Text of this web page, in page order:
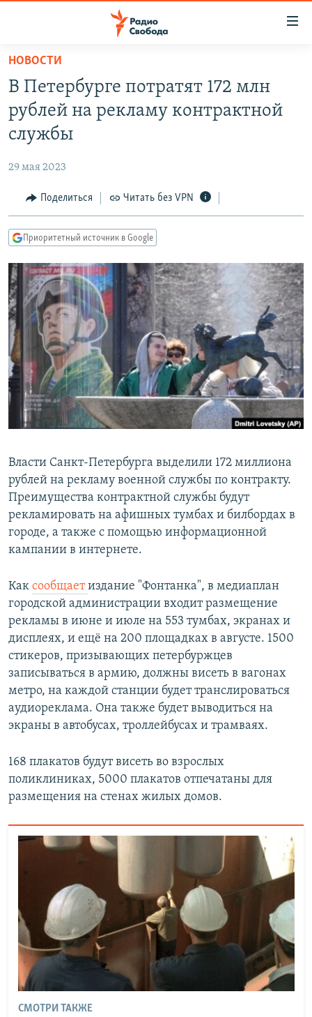
упрощенного
доступа
Вернуться
основному
Вернутся
Вернутся
поиску
ПРОГРАММЫ
ПОДКАСТЫ
АВТОРСКИЕ ПРОЕКТЫ
МНЕНИЯ
КУЛЬТУРА
КАВКАЗ.РЕАЛИИ
СЕВЕР.РЕАЛИИ
СИБИРЬ.РЕАЛИИ
РАСПИСАНИЕ ВЕЩАНИЯ
ПОДПИШИТЕСЬ НА РАССЫЛКУ
СОЦИАЛЬНЫЕ СЕТИ
Все сайты РСЕ/РС
НОВОСТИ
В Петербурге потратят 172 млн
рублей на рекламу контрактной
службы
29 мая 2023
Поделиться Читать без VPN
Приоритетный источник в Google
Власти Санкт-Петербурга выделили 172 миллиона
рублей на рекламу военной службы по контракту.
Преимущества контрактной службы будут
рекламировать на афишных тумбах и билбордах в
городе, а также с помощью информационной
кампании в интернете.
Как сообщаетиздание "Фонтанка", в медиаплан
городской администрации входит размещение
рекламы в июне и июле на 553 тумбах, экранах и
дисплеях, и ещё на 200 площадках в августе. 1500
стикеров, призывающих петербуржцев
записываться в армию, должны висеть в вагонах
метро, на каждой станции будет транслироваться
аудиореклама. Она также будет выводиться на
экраны в автобусах, троллейбусах и трамваях.
168 плакатов будут висеть во взрослых
поликлиниках, 5000 плакатов отпечатаны для
размещения на стенах жилых домов.
СМОТРИ ТАКЖЕ